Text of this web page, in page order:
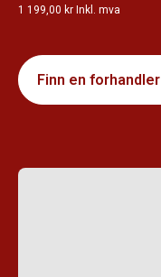
1 199,00 kr Inkl. mva
Finn en forhandler